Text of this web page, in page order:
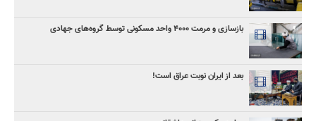
بازسازی و مرمت ۴۰۰۰ واحد مسکونی توسط گروه‌های جهادی
بعد از ایران نوبت عراق است!